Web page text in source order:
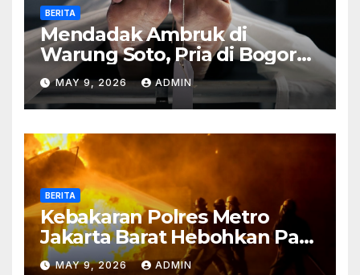
BERITA
Mendadak Ambruk di
Warung Soto, Pria di Bogor
Meninggal Sebelum Makan
MAY 9, 2026 ADMIN
BERITA
Kebakaran Polres Metro
Jakarta Barat Hebohkan Pagi
Hari, Ini Fakta Terbarunya
MAY 9, 2026 ADMIN